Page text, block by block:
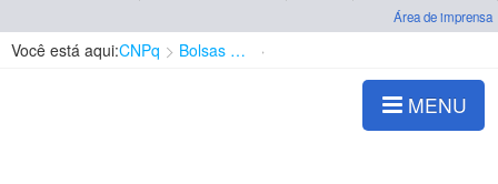
Área de imprensa
Você está aqui:CNPq Bolsas e Auxílios Vigentes
MENU